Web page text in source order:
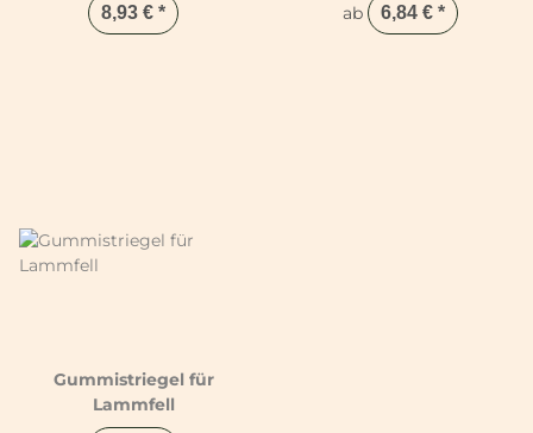
8,93 € * ab 6,84 € *
Gummistriegel für
Lammfell